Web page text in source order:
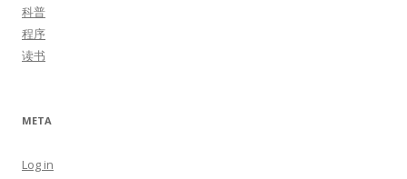
科普
程序
读书
META
Log in